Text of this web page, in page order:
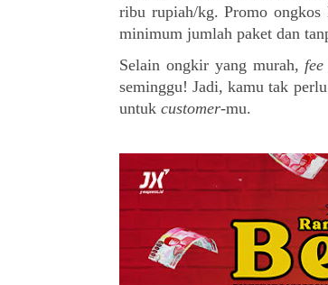
ribu rupiah/kg. Promo
minimum jumlah paket dan
Selain ongkir yang murah, fee
seminggu! Jadi, kamu tak
untuk customer-mu.